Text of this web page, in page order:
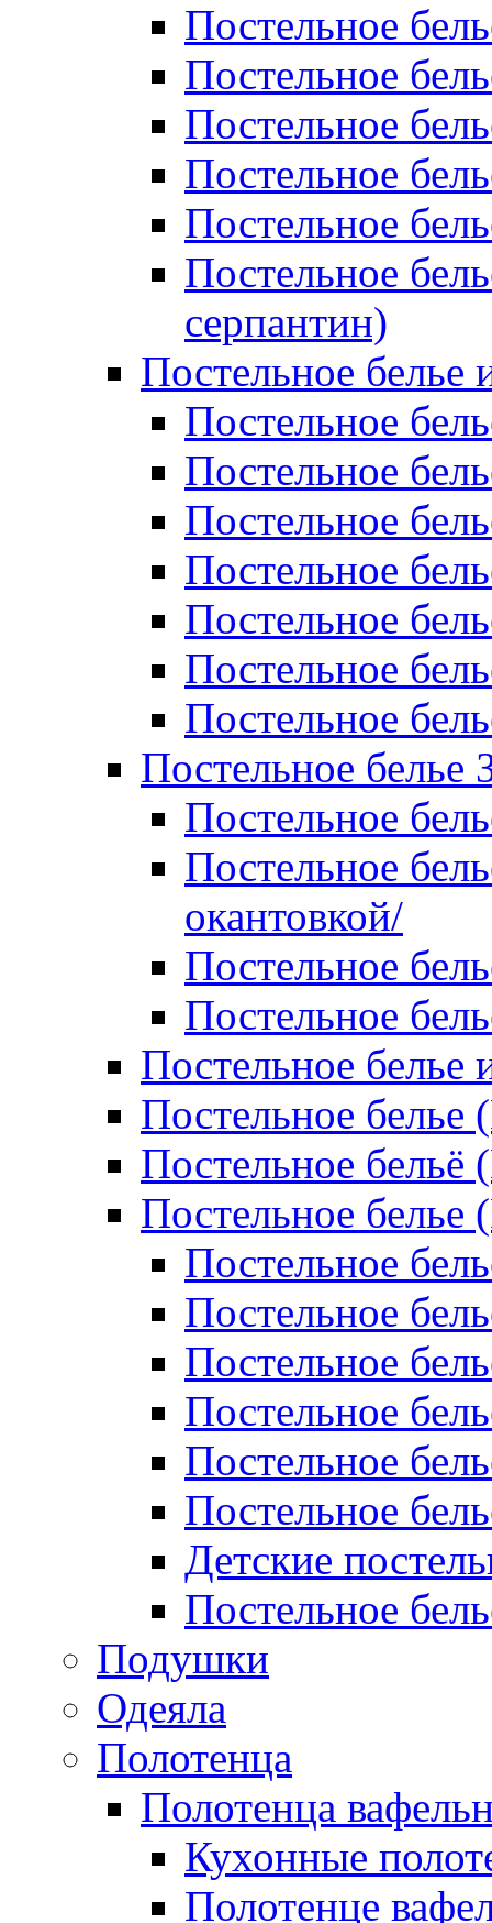
Постельное
Постельное
Постельное
Постельное
Постельное
Постельное
серпантин)
Постельное белье
Постельное
Постельное
Постельное
Постельное
Постельное
Постельное
Постельное
Постельное белье
Постельное
Постельное
окантовкой/
Постельное
Постельное
Постельное белье
Постельное
Постельное
Постельное
Постельное
Постельное
Постельное
Постельное
Постельное
Постельное
Детские
Постельное
Подушки
Одеяла
Полотенца
Полотенца
Кухонные
Полотенце